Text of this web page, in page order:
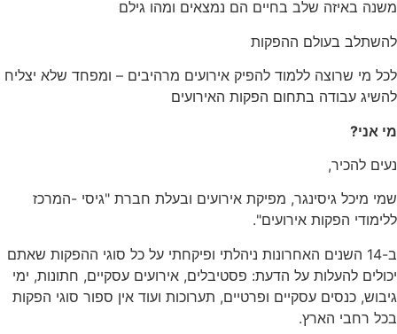
משנה באיזה שלב בחיים הם נמצאים ומהו גילם
להשתלב בעולם ההפקות
לכל מי שרוצה ללמוד להפיק אירועים מרהיבים – ומפחד שלא יצליח
להשיג עבודה בתחום הפקות האירועים
מי אני?
נעים להכיר,
שמי מיכל גיסינגר, מפיקת אירועים ובעלת חברת "גיסי -המרכז
ללימודי הפקות אירועים".
ב-14 השנים האחרונות ניהלתי ופיקחתי על כל סוגי ההפקות שאתם
יכולים להעלות על הדעת: פסטיבלים, אירועים עסקיים, חתונות, ימי
גיבוש, כנסים עסקיים ופרטיים, תערוכות ועוד אין ספור סוגי הפקות
בכל רחבי הארץ.